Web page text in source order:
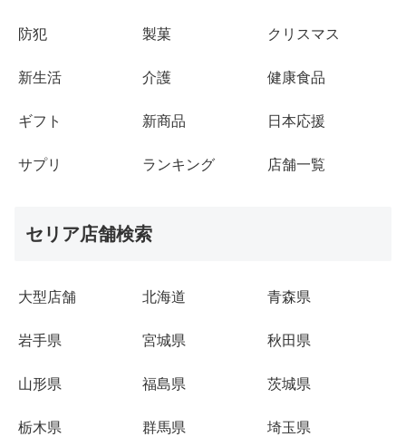
防犯 製菓 クリスマス
新生活 介護 健康食品
ギフト 新商品 日本応援
サプリ ランキング 店舗一覧
セリア店舗検索
大型店舗 北海道 青森県
岩手県 宮城県 秋田県
山形県 福島県 茨城県
栃木県 群馬県 埼玉県